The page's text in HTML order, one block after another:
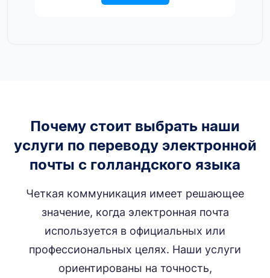
Почему стоит выбрать наши
услуги по переводу электронной
почты с голландского языка
Четкая коммуникация имеет решающее
значение, когда электронная почта
используется в официальных или
профессиональных целях. Наши услуги
ориентированы на точность,